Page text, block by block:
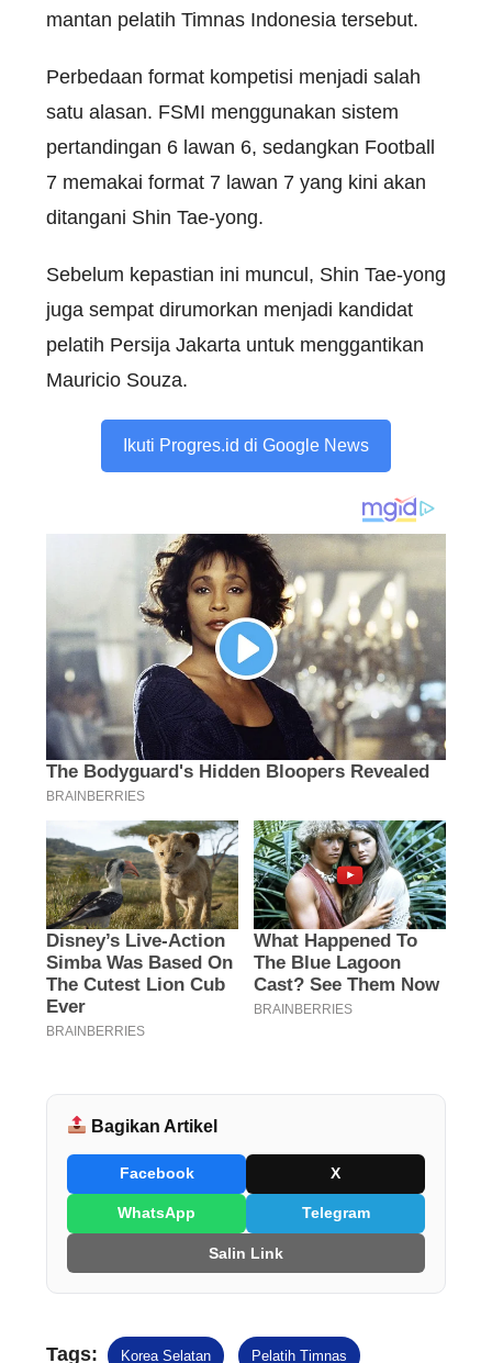
mantan pelatih Timnas Indonesia tersebut.
Perbedaan format kompetisi menjadi salah
satu alasan. FSMI menggunakan sistem
pertandingan 6 lawan 6, sedangkan Football
7 memakai format 7 lawan 7 yang kini akan
ditangani Shin Tae-yong.
Sebelum kepastian ini muncul, Shin Tae-yong
juga sempat dirumorkan menjadi kandidat
pelatih Persija Jakarta untuk menggantikan
Mauricio Souza.
Ikuti Progres.id di Google News
Bagikan Artikel
Facebook X
WhatsApp Telegram
Salin Link
Tags: Korea Selatan Pelatih Timnas